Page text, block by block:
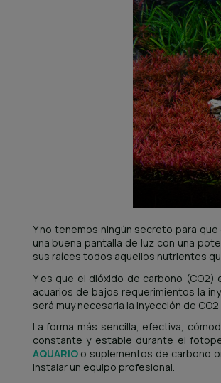
Y no tenemos ningún secreto para
una buena pantalla de luz con una
sus raíces todos aquellos nutrientes
Y es que el dióxido de carbono
acuarios de bajos requerimientos la
será muy necesaria la inyección de
La forma más sencilla, efectiva,
constante y estable durante el
AQUARIOo suplementos de carbono
instalar un equipo profesional.